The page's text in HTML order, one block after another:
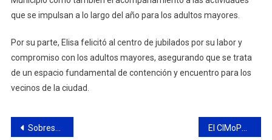
que se impulsan a lo largo del año para los adultos mayores.
Por su parte, Elisa felicitó al centro de jubilados por su labor y
compromiso con los adultos mayores, asegurando que se trata
de un espacio fundamental de contención y encuentro para los
vecinos de la ciudad.
Navegación
Sobresaliente actuación de gimnastas del CCC en el Torneo Metropolitano por Aparatos